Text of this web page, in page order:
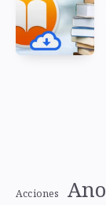
Acciones